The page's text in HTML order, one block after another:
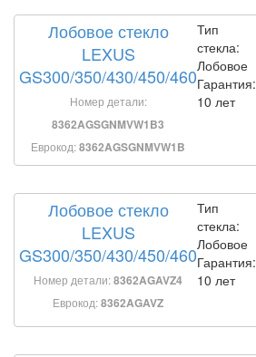
Лобовое стекло
LEXUS
GS300/350/430/450/460
Номер детали:
8362AGSGNMVW1B3
Еврокод:8362AGSGNMVW1B
Тип
стекла:
Лобовое
Гарантия:
10 лет
Лобовое стекло
LEXUS
GS300/350/430/450/460
Номер детали:8362AGAVZ4
Еврокод:8362AGAVZ
Тип
стекла:
Лобовое
Гарантия:
10 лет